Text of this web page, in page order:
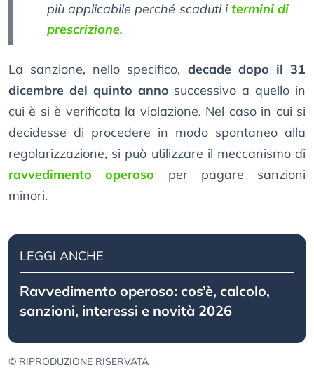
più applicabile perché scaduti itermini di
prescrizione.
La sanzione, nello specifico, decade dopo il 31
dicembre del quinto anno successivo a quello in
cui è si è verificata la violazione. Nel caso in cui si
decidesse di procedere in modo spontaneo alla
regolarizzazione, si può utilizzare il meccanismo di
ravvedimento operoso per pagare sanzioni
minori.
LEGGI ANCHE
Ravvedimento operoso: cos’è, calcolo,
sanzioni, interessi e novità 2026
© RIPRODUZIONE RISERVATA